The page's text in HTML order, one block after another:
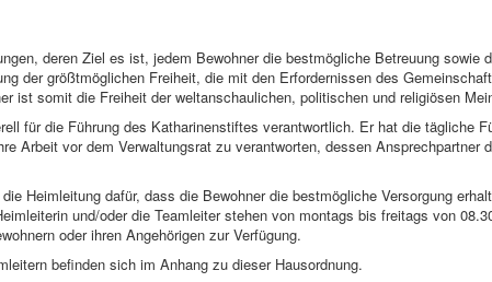
deren Ziel es ist, jedem Bewohner die bestmögliche Betreuung sowie
der größtmöglichen Freiheit, die mit den Erfordernissen des
ist somit die Freiheit der weltanschaulichen, politischen und religiösen
für die Führung des Katharinenstiftes verantwortlich. Er hat die tägliche
Arbeit vor dem Verwaltungsrat zu verantworten, dessen Ansprechpartner
Heimleitung dafür, dass die Bewohner die bestmögliche Versorgung
und/oder die Teamleiter stehen von montags bis freitags von
oder ihren Angehörigen zur Verfügung.
befinden sich im Anhang zu dieser Hausordnung.